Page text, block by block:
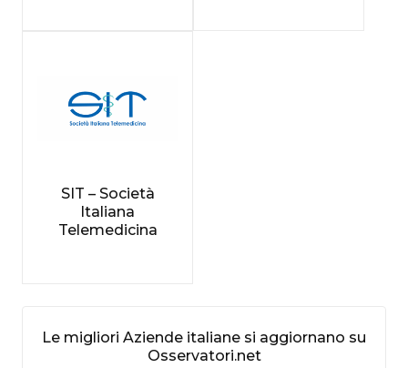
Le migliori Aziende italiane si aggiornano su
Osservatori.net
SIT – Società
Italiana
Telemedicina